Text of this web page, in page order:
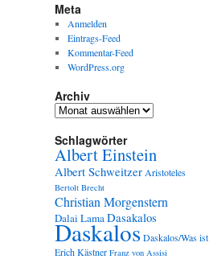
Meta
Anmelden
Eintrags-Feed
Kommentar-Feed
WordPress.org
Archiv
Archiv
Schlagwörter
Albert Einstein
Albert Schweitzer Aristoteles
Bertolt Brecht
Christian Morgenstern
Dalai LamaDasakalos
DaskalosDaskalos/Was ist
Erich Kästner Franz von Assisi